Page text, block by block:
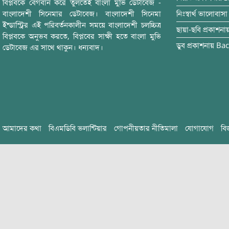
বিপ্লবকে বেগবান করে তুলতেই বাংলা মুভি ডেটাবেজ -
বাংলাদেশী সিনেমার ডেটাবেজ। বাংলাদেশী সিনেমা
ইন্ডাস্ট্রির এই পরিবর্তনকালীন সময়ে বাংলাদেশী চলচ্চিত্র
বিপ্লবকে অনুভব করতে, বিপ্লবের সাক্ষী হতে বাংলা মুভি
ডেটাবেজ এর সাথে থাকুন। ধন্যবাদ।
নিঃস্বার্থ ভালোবাসা
ছায়া-ছবি
ডুব প্রকাশনায়
আমাদের কথা বিএমডিবি ভলান্টিয়ার গোপনীয়তার নীতিমালা যোগাযোগ